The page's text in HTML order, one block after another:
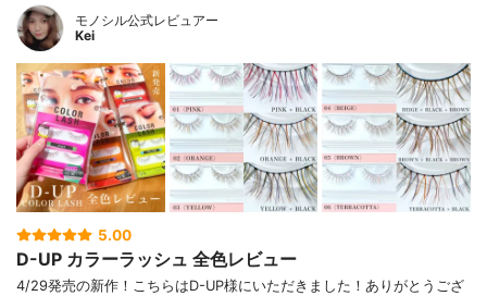
モノシル公式レビュアー
Kei
5.00
D-UP カラーラッシュ 全色レビュー
4/29発売の新作！こちらはD-UP様にいただきました！ありがとうござ